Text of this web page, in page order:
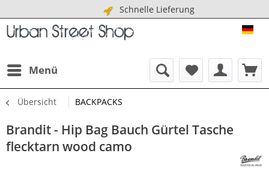
Schnelle Lieferung
Menü
Übersicht BACKPACKS
Brandit - Hip Bag Bauch Gürtel Tasche
flecktarn wood camo